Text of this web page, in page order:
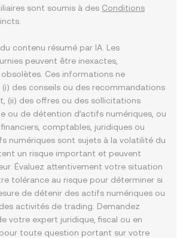
sont soumis à des Conditions
contenu résumé par IA. Les
peuvent être inexactes,
Ces informations ne
des conseils ou des recommandations
(ii) des offres ou des sollicitations
ou de détention d’actifs numériques, ou
comptables, juridiques ou
numériques sont sujets à la volatilité du
un risque important et peuvent
Évaluez attentivement votre situation
tolérance au risque pour déterminer si
de détenir des actifs numériques ou
activités de trading. Demandez
votre expert juridique, fiscal ou en
toute question portant sur votre